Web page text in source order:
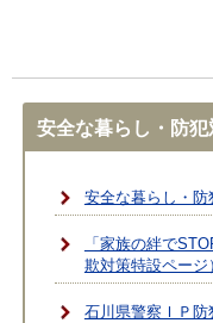
安全な暮らし・防犯
安全な暮らし・防
「家族の絆で
欺対策特設ページ
石川県警察ＩＰ防